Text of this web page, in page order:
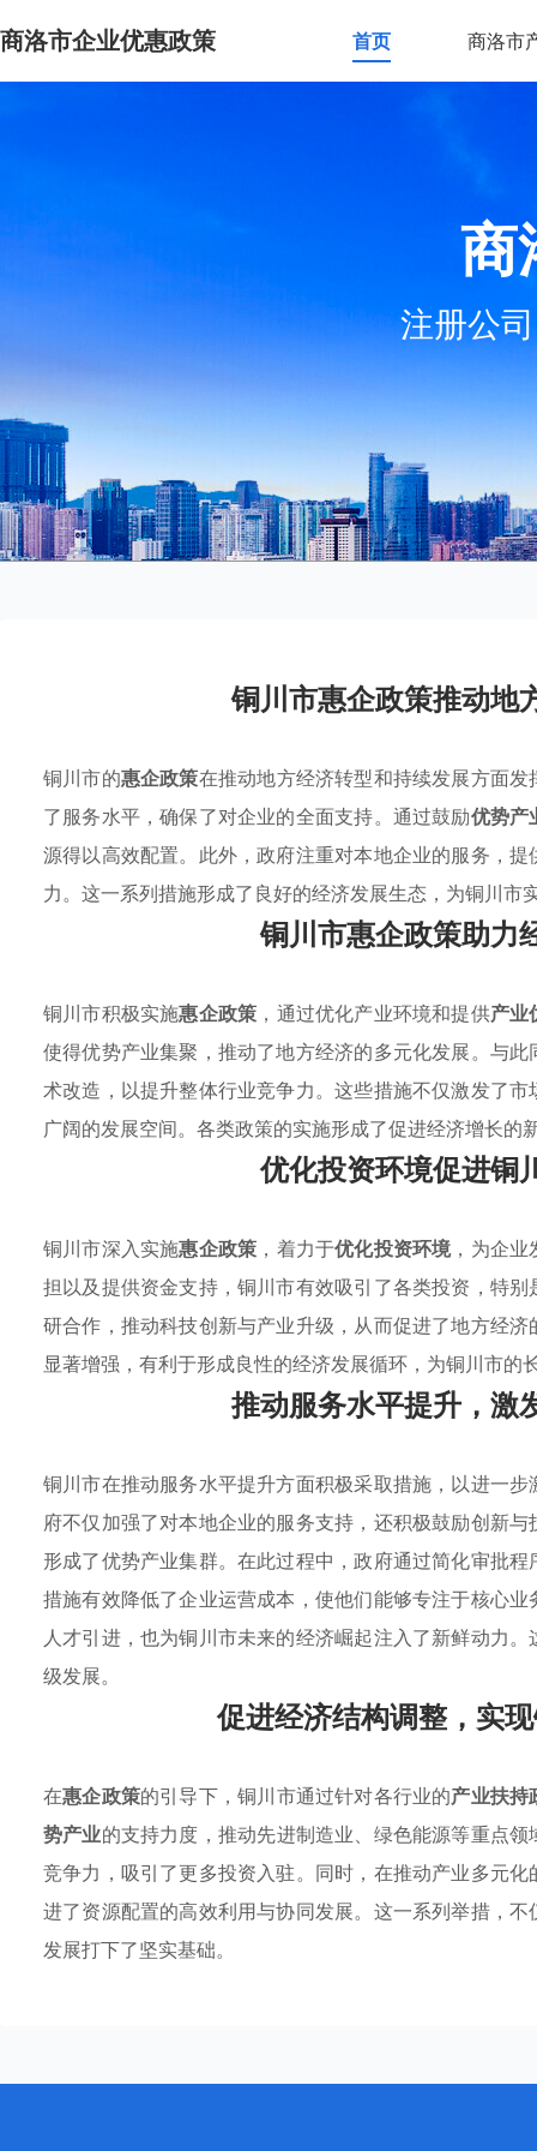
商洛市企业优惠政策 首页 商洛市
商
注册公
铜川市惠企政策推动地
铜川市的惠企政策在推动地方经济转型和持续发展方面
了服务水平，确保了对企业的全面支持。通过鼓励优势产
源得以高效配置。此外，政府注重对本地企业的服务，
力。这一系列措施形成了良好的经济发展生态，为铜川市
铜川市惠企政策助力
铜川市积极实施惠企政策 ，通过优化产业环境和提供产业
使得优势产业集聚，推动了地方经济的多元化发展。与
术改造，以提升整体行业竞争力。这些措施不仅激发了
广阔的发展空间。各类政策的实施形成了促进经济增长的
优化投资环境促进铜
铜川市深入实施惠企政策 ，着力于优化投资环境，为企业
担以及提供资金支持，铜川市有效吸引了各类投资，特别
研合作，推动科技创新与产业升级，从而促进了地方经
显著增强，有利于形成良性的经济发展循环，为铜川市的
推动服务水平提升，激
铜川市在推动服务水平提升方面积极采取措施，以进一
府不仅加强了对本地企业的服务支持，还积极鼓励创新
形成了优势产业集群。在此过程中，政府通过简化审批
措施有效降低了企业运营成本，使他们能够专注于核心
人才引进，也为铜川市未来的经济崛起注入了新鲜动力
级发展。
促进经济结构调整，实
在惠企政策的引导下，铜川市通过针对各行业的产业扶持
势产业的支持力度，推动先进制造业、绿色能源等重点
竞争力，吸引了更多投资入驻。同时，在推动产业多元
进了资源配置的高效利用与协同发展。这一系列举措，
发展打下了坚实基础。